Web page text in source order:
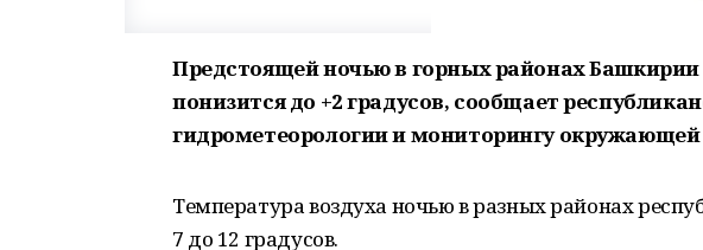
Предстоящей ночью в горных районах Башкирии
понизится до +2 градусов, сообщает
гидрометеорологии и мониторингу
Температура воздуха ночью в разных районах
7 до 12 градусов.